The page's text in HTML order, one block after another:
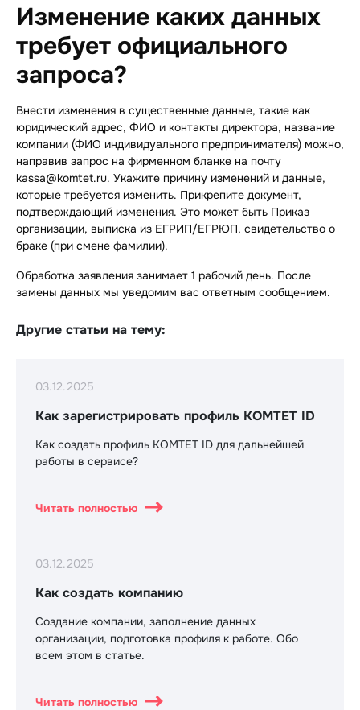
Изменение каких данных
требует официального
запроса?
Внести изменения в существенные данные, такие как
юридический адрес, ФИО и контакты директора, название
компании (ФИО индивидуального предпринимателя) можно,
направив запрос на фирменном бланке на почту
kassa@komtet.ru. Укажите причину изменений и данные,
которые требуется изменить. Прикрепите документ,
подтверждающий изменения. Это может быть Приказ
организации, выписка из ЕГРИП/ЕГРЮП, свидетельство о
браке (при смене фамилии).
Обработка заявления занимает 1 рабочий день. После
замены данных мы уведомим вас ответным сообщением.
Другие статьи на тему:
03.12.2025
Как зарегистрировать профиль КОМТЕТ ID
Как создать профиль КОМТЕТ ID для дальнейшей
работы в сервисе?
Читать полностью
03.12.2025
Как создать компанию
Создание компании, заполнение данных
организации, подготовка профиля к работе. Обо
всем этом в статье.
Читать полностью